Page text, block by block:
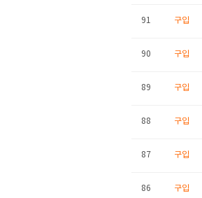
91 구입
90 구입
89 구입
88 구입
87 구입
86 구입